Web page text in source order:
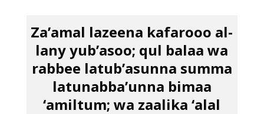
Za’amal lazeena kafarooo al-
lany yub’asoo; qul balaa wa
rabbee latub’asunna summa
latunabba’unna bimaa
‘amiltum; wa zaalika ‘alal